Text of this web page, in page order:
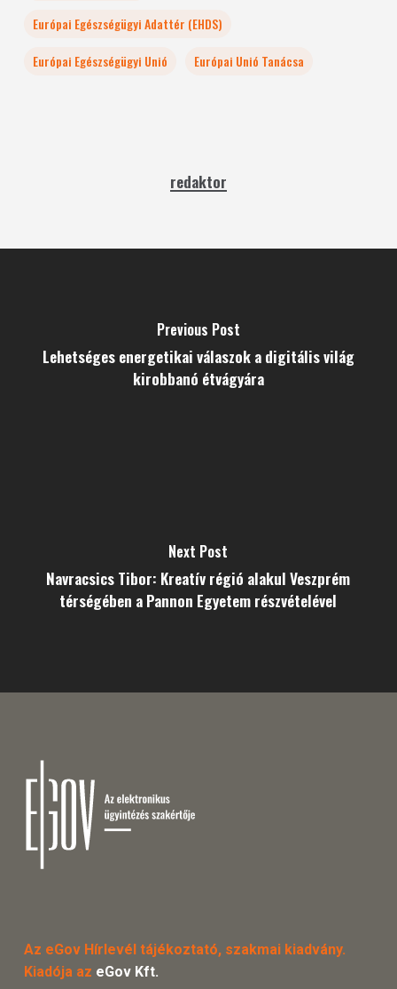
Európai Egészségügyi Adattér (EHDS)
Európai Egészségügyi Unió
Európai Unió Tanácsa
redaktor
Previous Post
Lehetséges energetikai válaszok a digitális világ
kirobbanó étvágyára
Next Post
Navracsics Tibor: Kreatív régió alakul Veszprém
térségében a Pannon Egyetem részvételével
Az eGov Hírlevél tájékoztató, szakmai kiadvány.
Kiadója az eGov Kft.